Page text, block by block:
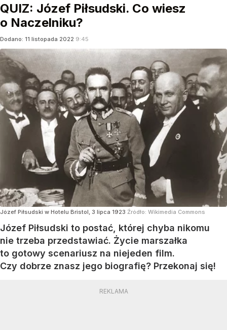
QUIZ: Józef Piłsudski. Co wiesz
o Naczelniku?
Dodano: 11 listopada 2022 9:45
Józef Piłsudski w Hotelu Bristol, 3 lipca 1923 Źródło: Wikimedia Commons
Józef Piłsudski to postać, której chyba nikomu
nie trzeba przedstawiać. Życie marszałka
to gotowy scenariusz na niejeden film.
Czy dobrze znasz jego biografię? Przekonaj się!